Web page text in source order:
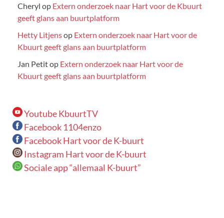
Cheryl op Extern onderzoek naar Hart voor de Kbuurt
geeft glans aan buurtplatform
Hetty Litjensop Extern onderzoek naar Hart voor de
Kbuurt geeft glans aan buurtplatform
Jan Petitop Extern onderzoek naar Hart voor de
Kbuurt geeft glans aan buurtplatform
Youtube KbuurtTV
Facebook 1104enzo
Facebook Hart voor de K-buurt
Instagram Hart voor de K-buurt
Sociale app “allemaal K-buurt”